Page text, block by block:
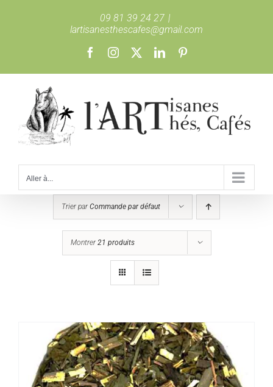
09 81 39 24 27 |
lartisanesthescafes@gmail.com
FacebookInstagram LinkedIn
Aller à...
Trier parCommande par défaut
Montrer21 produits